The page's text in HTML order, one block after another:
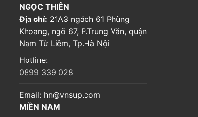
NGỌC THIÊN
Địa chỉ: 21A3 ngách 61 Phùng
Khoang, ngõ 67, P.Trung Văn, quận
Nam Từ Liêm, Tp.Hà Nội
Hotline:
0899 339 028
Email: hn@vnsup.com
MIỀN NAM